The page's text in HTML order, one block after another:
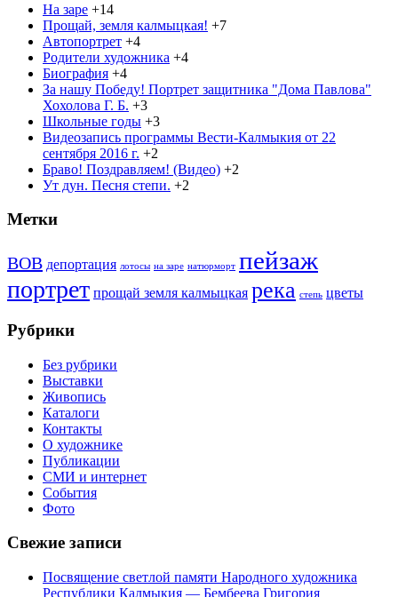
На заре +14
Прощай, земля калмыцкая! +7
Автопортрет +4
Родители художника +4
Биография +4
За нашу Победу! Портрет защитника "Дома Павлова"
Хохолова Г. Б. +3
Школьные годы +3
Видеозапись программы Вести-Калмыкия от 22
сентября 2016 г. +2
Браво! Поздравляем! (Видео) +2
Ут дун. Песня степи. +2
Метки
ВОВ депортация лотосы на заре натюрморт пейзаж
портрет прощай земля калмыцкая река степь цветы
Рубрики
Без рубрики
Выставки
Живопись
Каталоги
Контакты
О художнике
Публикации
СМИ и интернет
События
Фото
Свежие записи
Посвящение светлой памяти Народного художника
Республики Калмыкия — Бембеева Григория